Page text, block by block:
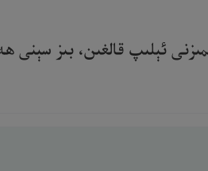
ئېلىپ قالغىن، بىز سېنى